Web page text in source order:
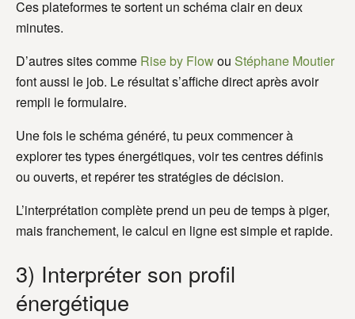
Ces plateformes te sortent un schéma clair en deux
minutes.
D’autres sites comme Rise by Flowou Stéphane Moutier
font aussi le job. Le résultat s’affiche direct après avoir
rempli le formulaire.
Une fois le schéma généré, tu peux commencer à
explorer tes types énergétiques, voir tes centres définis
ou ouverts, et repérer tes stratégies de décision.
L’interprétation complète prend un peu de temps à piger,
mais franchement, le calcul en ligne est simple et rapide.
3) Interpréter son profil
énergétique